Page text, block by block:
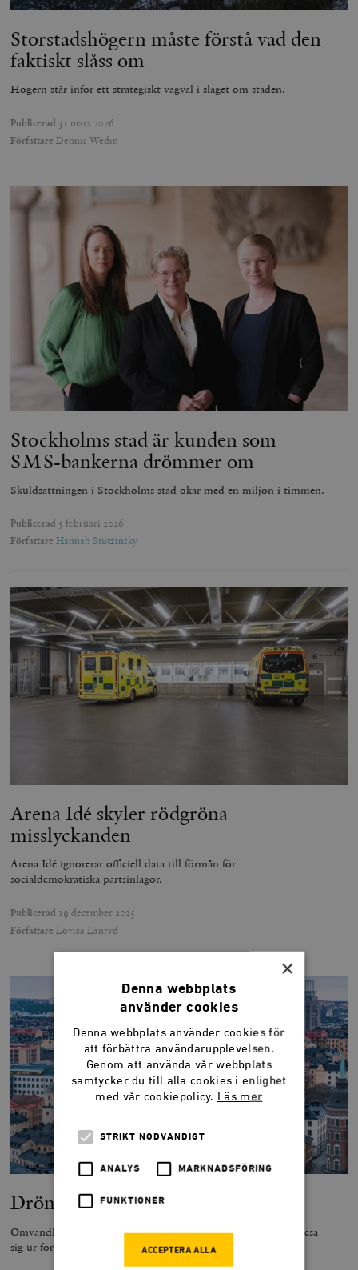
Storstadshögern måste förstå vad den
faktiskt slåss om
Högern står inför ett strategiskt vägval i slaget om staden.
Publicerad 31 mars 2026
Författare Dennis Wedin
Stockholms stad är kunden som
SMS-bankerna drömmer om
Skuldsättningen i Stockholms stad ökar med en miljon i timmen.
Publicerad 5 februari 2026
Författare Hannah Stutzinsky
Arena Idé skyler rödgröna
misslyckanden
Arena Idé ignorerar officiell data till förmån för
socialdemokratiska partsinlagor.
Publicerad 19 december 2025
Författare Lovisa Lanryd
Dröm och verklighet i söderläge
Omvandlingen till bostadsrätter gav Södermalm chansen att resa
sig ur förfallet.
×
Denna webbplats
använder cookies
Denna webbplats använder cookies för
att förbättra användarupplevelsen.
Genom att använda vår webbplats
samtycker du till alla cookies i enlighet
med vår cookiepolicy. Läs mer
STRIKT NÖDVÄNDIGT
ANALYS MARKNADSFÖRING
FUNKTIONER
ACCEPTERA ALLA